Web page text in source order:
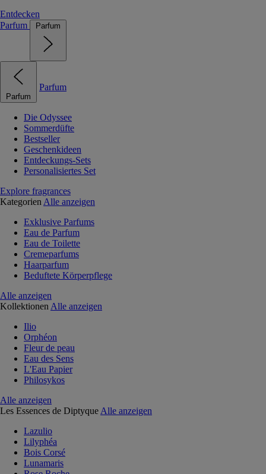
Entdecken
Parfum
Parfum
Parfum
Parfum
Die Odyssee
Sommerdüfte
Bestseller
Geschenkideen
Entdeckungs-Sets
Personalisiertes Set
Explore fragrances
Kategorien Alle anzeigen
Exklusive Parfums
Eau de Parfum
Eau de Toilette
Cremeparfums
Haarparfum
Beduftete Körperpflege
Alle anzeigen
Kollektionen Alle anzeigen
Ilio
Orphéon
Fleur de peau
Eau des Sens
L'Eau Papier
Philosykos
Alle anzeigen
Les Essences de Diptyque Alle anzeigen
Lazulio
Lilyphéa
Bois Corsé
Lunamaris